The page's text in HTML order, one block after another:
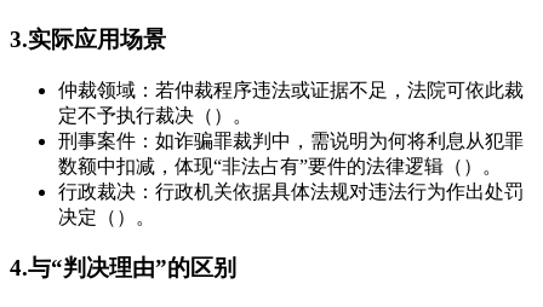
3.实际应用场景
仲裁领域：若仲裁程序违法或证据不足，法院可依此裁
定不予执行裁决（）。
刑事案件：如诈骗罪裁判中，需说明为何将利息从犯罪
数额中扣减，体现“非法占有”要件的法律逻辑（）。
行政裁决：行政机关依据具体法规对违法行为作出处罚
决定（）。
4.与“判决理由”的区别